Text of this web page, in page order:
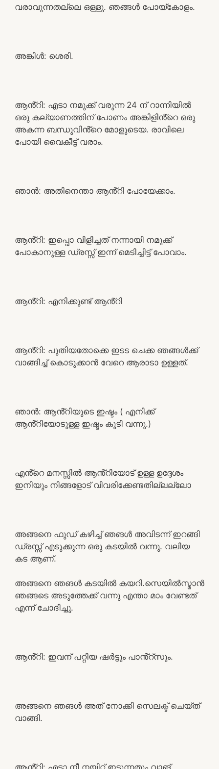
വരാവുന്നതല്ലെ ഒള്ളു. ഞങ്ങൾ പോയ്കോളം.
അങ്കിൾ: ശെരി.
ആൻ്റി: എടാ നമുക്ക് വരുന്ന 24 ന് റാന്നിയിൽ
ഒരു കല്യാണത്തിന് പോണം അങ്കിളിൻ്റെ ഒരു
അകന്ന ബന്ധുവിൻ്റെ മോളുടെയ. രാവിലെ
പോയി വൈകീട്ട് വരാം.
ഞാൻ: അതിനെന്താ ആൻ്റി പോയേക്കാം.
ആൻ്റി: ഇപ്പൊ വിളിച്ചത് നന്നായി നമുക്ക്
പോകാനുള്ള ഡ്രസ്സ് ഇന്ന് മെടിച്ചിട്ട് പോവാം.
ആൻ്റി: എനിക്കുണ്ട് ആൻ്റി
ആൻ്റി: പുതിയതോക്കെ ഇടട ചെക്ക ഞങ്ങൾക്ക്
വാങ്ങിച്ച് കൊടുക്കാൻ വേറെ ആരാടാ ഉള്ളത്.
ഞാൻ: ആൻ്റിയുടെ ഇഷ്ടം ( എനിക്ക്
ആൻ്റിയോടുള്ള ഇഷ്ടം കൂടി വന്നു.)
എൻ്റെ മനസ്സിൽ ആൻ്റിയോട് ഉള്ള ഉദ്ദേശം
ഇനിയും നിങ്ങളോട് വിവരിക്കേണ്ടതില്ലല്ലോ
അങ്ങനെ ഫുഡ് കഴിച്ച് ഞങൾ അവിടന്ന് ഇറങ്ങി
ഡ്രസ്സ് എടുക്കുന്ന ഒരു കടയിൽ വന്നു. വലിയ
കട ആണ്.
അങ്ങനെ ഞങൾ കടയിൽ കയറി.സെയിൽസ്മാൻ
ഞങ്ങടെ അടുത്തേക്ക് വന്നു എന്താ മാം വേണ്ടത്
എന്ന് ചോദിച്ചു.
ആൻ്റി: ഇവന് പറ്റിയ ഷർട്ടും പാൻ്റ്സും.
അങ്ങനെ ഞങൾ അത് നോക്കി സെലക്ട് ചെയ്ത്
വാങ്ങി.
ആൻ്റി: എടാ നീ നയിറ്റ് ഇടുന്നതും വാങ്.